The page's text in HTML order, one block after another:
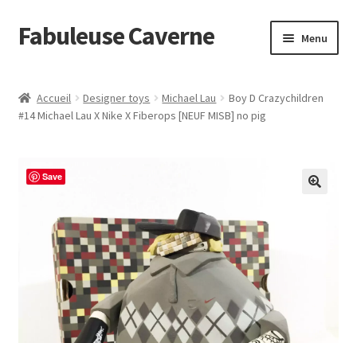
Aller
à
navigation
Aller
au
Fabuleuse Caverne Menu
En boutique
enfant
Accueil Designer toys Michael Lau
Boy D Crazychildren
#14 Michael Lau X Nike X Fiberops [NEUF MISB] no pig
Save